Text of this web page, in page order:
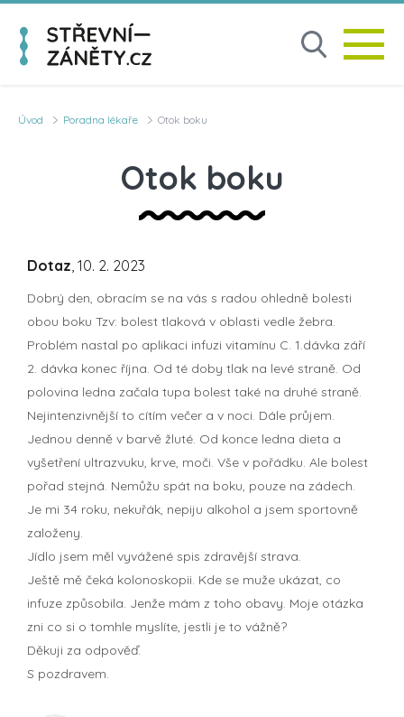
Úvod Poradna lékaře Otok boku
Otok boku
Dotaz, 10. 2. 2023
Dobrý den, obracím se na vás s radou ohledně bolesti
obou boku Tzv: bolest tlaková v oblasti vedle žebra.
Problém nastal po aplikaci infuzi vitamínu C. 1.dávka září
2. dávka konec října. Od té doby tlak na levé straně. Od
polovina ledna začala tupa bolest také na druhé straně.
Nejintenzivnější to cítím večer a v noci. Dále průjem.
Jednou denně v barvě žluté. Od konce ledna dieta a
vyšetření ultrazvuku, krve, moči. Vše v pořádku. Ale bolest
pořad stejná. Nemůžu spát na boku, pouze na zádech.
Je mi 34 roku, nekuřák, nepiju alkohol a jsem sportovně
založeny.
Jídlo jsem měl vyvážené spis zdravější strava.
Ještě mě čeká kolonoskopii. Kde se muže ukázat, co
infuze způsobila. Jenže mám z toho obavy. Moje otázka
zni co si o tomhle myslíte, jestli je to vážně?
Děkuji za odpověď.
S pozdravem.